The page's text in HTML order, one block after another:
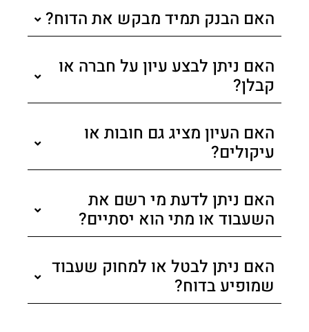
האם הבנק תמיד מבקש את הדוח?
האם ניתן לבצע עיון על חברה או
קבלן?
האם העיון מציג גם חובות או
עיקולים?
האם ניתן לדעת מי רשם את
השעבוד או מתי הוא יסתיים?
האם ניתן לבטל או למחוק שעבוד
שמופיע בדוח?